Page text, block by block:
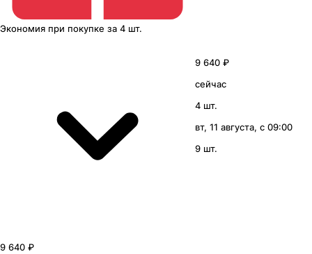
Экономия при покупке за 4 шт.
9 640 ₽
9 640 ₽
сейчас
4 шт.
вт, 11 августа, с 09:00
9 шт.